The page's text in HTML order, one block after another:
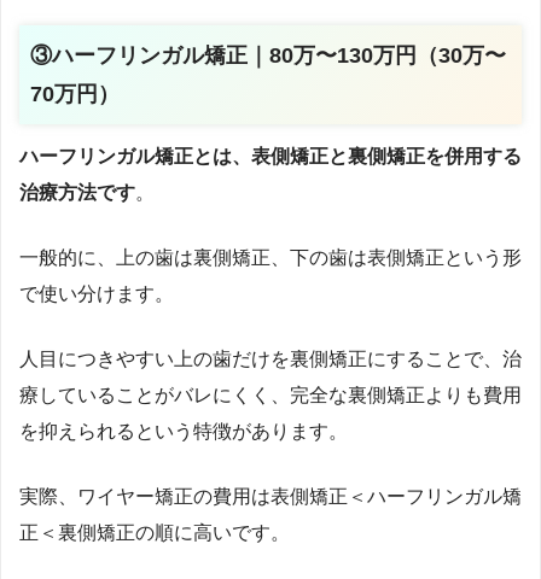
③ハーフリンガル矯正｜80万〜130万円（30万〜
70万円）
ハーフリンガル矯正とは、表側矯正と裏側矯正を併用する
治療方法です。
一般的に、上の歯は裏側矯正、下の歯は表側矯正という形
で使い分けます。
人目につきやすい上の歯だけを裏側矯正にすることで、治
療していることがバレにくく、完全な裏側矯正よりも費用
を抑えられるという特徴があります。
実際、ワイヤー矯正の費用は表側矯正＜ハーフリンガル矯
正＜裏側矯正の順に高いです。